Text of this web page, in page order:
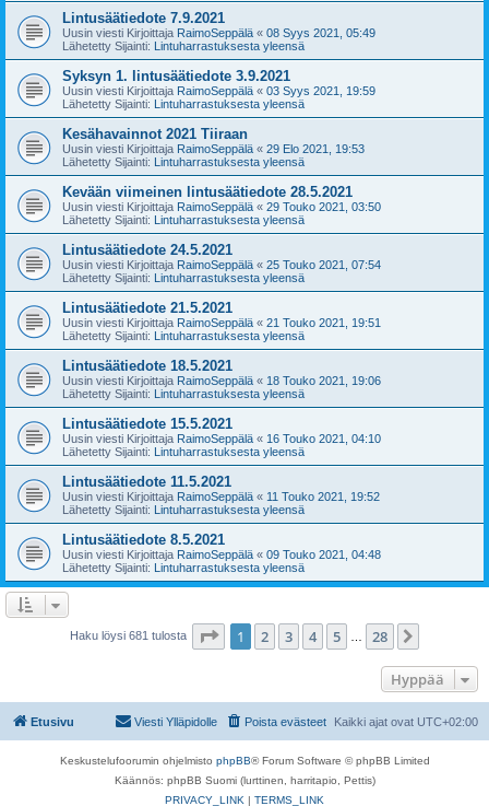
Lintusäätiedote 7.9.2021
Uusin viesti Kirjoittaja RaimoSeppälä « 08 Syys 2021, 05:49
Lähetetty Sijainti: Lintuharrastuksesta yleensä
Syksyn 1. lintusäätiedote 3.9.2021
Uusin viesti Kirjoittaja RaimoSeppälä « 03 Syys 2021, 19:59
Lähetetty Sijainti: Lintuharrastuksesta yleensä
Kesähavainnot 2021 Tiiraan
Uusin viesti Kirjoittaja RaimoSeppälä « 29 Elo 2021, 19:53
Lähetetty Sijainti: Lintuharrastuksesta yleensä
Kevään viimeinen lintusäätiedote 28.5.2021
Uusin viesti Kirjoittaja RaimoSeppälä « 29 Touko 2021, 03:50
Lähetetty Sijainti: Lintuharrastuksesta yleensä
Lintusäätiedote 24.5.2021
Uusin viesti Kirjoittaja RaimoSeppälä « 25 Touko 2021, 07:54
Lähetetty Sijainti: Lintuharrastuksesta yleensä
Lintusäätiedote 21.5.2021
Uusin viesti Kirjoittaja RaimoSeppälä « 21 Touko 2021, 19:51
Lähetetty Sijainti: Lintuharrastuksesta yleensä
Lintusäätiedote 18.5.2021
Uusin viesti Kirjoittaja RaimoSeppälä « 18 Touko 2021, 19:06
Lähetetty Sijainti: Lintuharrastuksesta yleensä
Lintusäätiedote 15.5.2021
Uusin viesti Kirjoittaja RaimoSeppälä « 16 Touko 2021, 04:10
Lähetetty Sijainti: Lintuharrastuksesta yleensä
Lintusäätiedote 11.5.2021
Uusin viesti Kirjoittaja RaimoSeppälä « 11 Touko 2021, 19:52
Lähetetty Sijainti: Lintuharrastuksesta yleensä
Lintusäätiedote 8.5.2021
Uusin viesti Kirjoittaja RaimoSeppälä « 09 Touko 2021, 04:48
Lähetetty Sijainti: Lintuharrastuksesta yleensä
Haku löysi 681 tulosta Sivu /28
1 2 3 4 5 28
Hyppää
Etusivu Kaikki ajat ovat UTC+02:00
Poista evästeet
Viesti Ylläpidolle
Keskustelufoorumin ohjelmisto phpBB® Forum Software © phpBB Limited
Käännös: phpBB Suomi (lurttinen, harritapio, Pettis)
PRIVACY_LINK | TERMS_LINK